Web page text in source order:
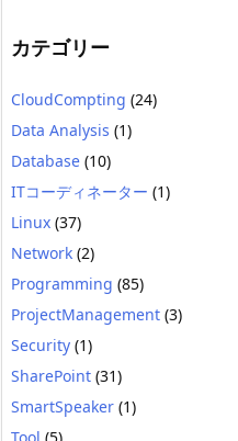
カテゴリー
CloudCompting (24)
Data Analysis (1)
Database (10)
ITコーディネーター (1)
Linux (37)
Network (2)
Programming (85)
ProjectManagement (3)
Security (1)
SharePoint (31)
SmartSpeaker (1)